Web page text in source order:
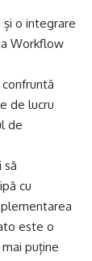
o integrare
Workflow
de lucru
de
să
cu
este o
puține